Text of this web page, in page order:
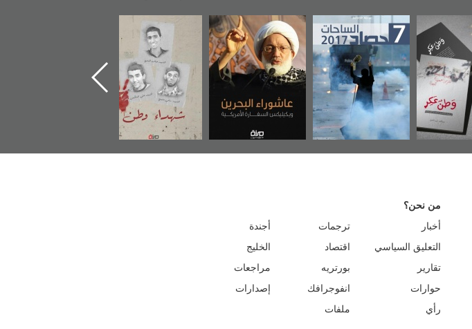
عاشوراء البحرين...
ويكيليكس السفارة
الأمريكية
شهداء وطن
«جَوْ»: رواية
المعتقل جهاد
من نحن؟
أخبار
التعليق السياسي
تقارير
حوارات
رأي
ترجمات
اقتصاد
بورتريه
انفوجرافك
ملفات
أجندة
الخليج
مراجعات
إصدارات